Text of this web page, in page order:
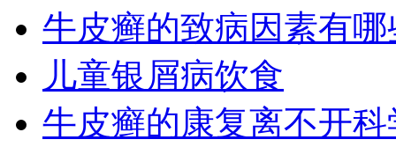
牛皮癣的致病因素有哪
儿童银屑病饮食
牛皮癣的康复离不开